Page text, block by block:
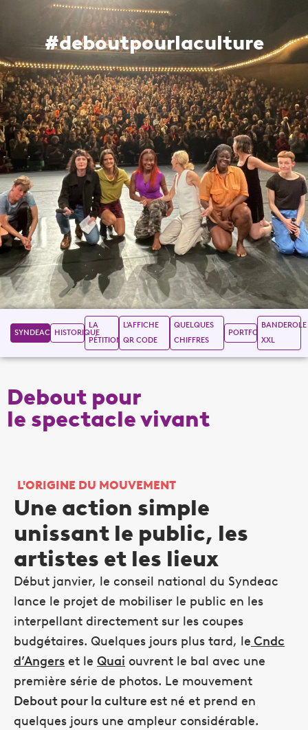
#deboutpourlaculture
SYNDEAC.ORGHISTORIQUE
LA
PÉTITION
L'AFFICHE
QR CODE
QUELQUES
CHIFFRES
PORTFOLIO
BANDEROLE
XXL
Debout pour
L'ORIGINE DU MOUVEMENT
Une action simple
unissant le public, les
artistes et les lieux
Début janvier, le conseil national du Syndeac
lance le projet de mobiliser le public en les
interpellant directement sur les coupes
budgétaires. Quelques jours plus tard, le Cndc
d’Angers et le Quai ouvrent le bal avec une
première série de photos. Le mouvement
Debout pour la culture est né et prend en
quelques jours une ampleur considérable.